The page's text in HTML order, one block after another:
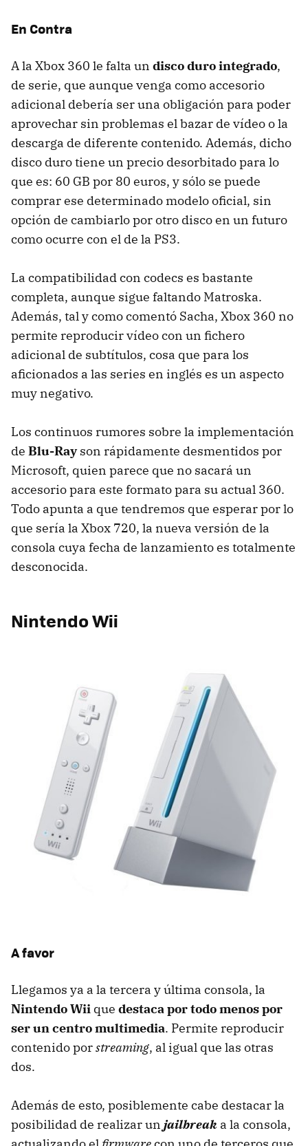
En Contra
A la Xbox 360 le falta un disco duro integrado,
de serie, que aunque venga como accesorio
adicional debería ser una obligación para poder
aprovechar sin problemas el bazar de vídeo o la
descarga de diferente contenido. Además, dicho
disco duro tiene un precio desorbitado para lo
que es: 60 GB por 80 euros, y sólo se puede
comprar ese determinado modelo oficial, sin
opción de cambiarlo por otro disco en un futuro
como ocurre con el de la PS3.
La compatibilidad con codecs es bastante
completa, aunque sigue faltando Matroska.
Además, tal y como comentó Sacha, Xbox 360 no
permite reproducir vídeo con un fichero
adicional de subtítulos, cosa que para los
aficionados a las series en inglés es un aspecto
muy negativo.
Los continuos rumores sobre la implementación
de Blu-Rayson rápidamente desmentidos por
Microsoft, quien parece que no sacará un
accesorio para este formato para su actual 360.
Todo apunta a que tendremos que esperar por lo
que sería la Xbox 720, la nueva versión de la
consola cuya fecha de lanzamiento es totalmente
desconocida.
Nintendo Wii
A favor
Llegamos ya a la tercera y última consola, la
Nintendo Wii que destaca por todo menos por
ser un centro multimedia. Permite reproducir
contenido porstreaming, al igual que las otras
dos.
Además de esto, posiblemente cabe destacar la
posibilidad de realizar un jailbreak a la consola,